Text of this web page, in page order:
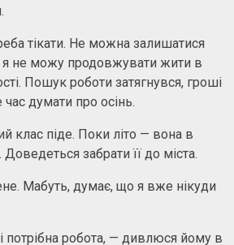
тікати. Не можна залишатися
я не можу продовжувати жити в
Пошук роботи затягнувся, гроші
думати про осінь.
клас піде. Поки літо — вона в
Доведеться забрати її до міста.
Мабуть, думає, що я вже нікуди
потрібна робота, — дивлюся йому в